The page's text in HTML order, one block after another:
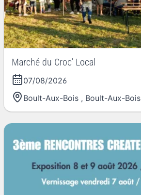
Marché du Croc' Local
07/08/2026
Boult-Aux-Bois , Boult-Aux-Bois